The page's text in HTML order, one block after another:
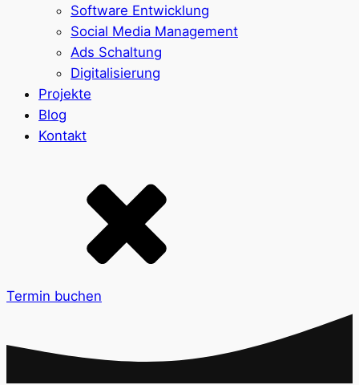
Software Entwicklung
Social Media Management
Ads Schaltung
Digitalisierung
Projekte
Blog
Kontakt
Termin buchen